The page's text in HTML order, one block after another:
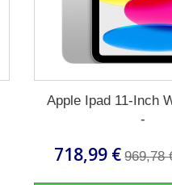
Apple Ipad 11-Inch
-
718,99 € 969,78